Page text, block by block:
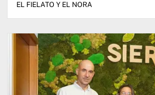
EL FIELATO Y EL NORA